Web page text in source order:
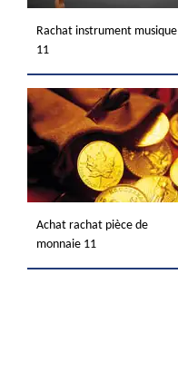
Rachat instrument musique
11
Achat rachat pièce de
monnaie 11